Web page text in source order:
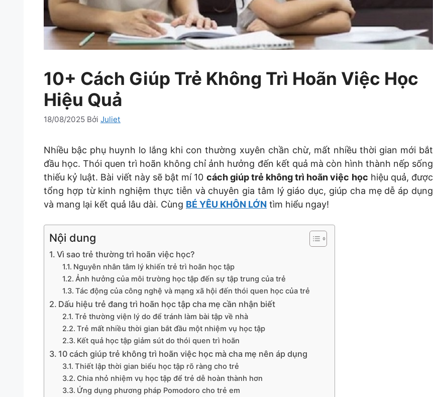
10+ Cách Giúp Trẻ Không Trì Hoãn Việc Học
Hiệu Quả
18/08/2025 Bởi Juliet
Nhiều bậc phụ huynh lo lắng khi con thường xuyên chần chừ, mất nhiều thời gian mới bắt
đầu học. Thói quen trì hoãn không chỉ ảnh hưởng đến kết quả mà còn hình thành nếp sống
thiếu kỷ luật. Bài viết này sẽ bật mí 10 cách giúp trẻ không trì hoãn việc học hiệu quả, được
tổng hợp từ kinh nghiệm thực tiễn và chuyên gia tâm lý giáo dục, giúp cha mẹ dễ áp dụng
và mang lại kết quả lâu dài. Cùng BÉ YÊU KHÔN LỚN tìm hiểu ngay!
Nội dung
Vì sao trẻ thường trì hoãn việc học?
Nguyên nhân tâm lý khiến trẻ trì hoãn học tập
Ảnh hưởng của môi trường học tập đến sự tập trung của trẻ
Tác động của công nghệ và mạng xã hội đến thói quen học của trẻ
Dấu hiệu trẻ đang trì hoãn học tập cha mẹ cần nhận biết
Trẻ thường viện lý do để tránh làm bài tập về nhà
Trẻ mất nhiều thời gian bắt đầu một nhiệm vụ học tập
Kết quả học tập giảm sút do thói quen trì hoãn
10 cách giúp trẻ không trì hoãn việc học mà cha mẹ nên áp dụng
Thiết lập thời gian biểu học tập rõ ràng cho trẻ
Chia nhỏ nhiệm vụ học tập để trẻ dễ hoàn thành hơn
Ứng dụng phương pháp Pomodoro cho trẻ em